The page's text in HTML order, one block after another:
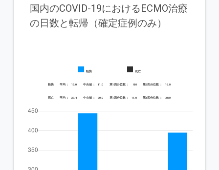
国内のCOVID-19におけるECMO治療
の日数と転帰（確定症例のみ）
軽快 死亡
軽快 平均 ： 15.0 中央値 ： 11.0 第1四分位数 ： 8.0 第3四分位数 ： 16.0
死亡 平均 ： 27.4 中央値 ： 20.0 第1四分位数 ： 11.0 第3四分位数 ： 38.0